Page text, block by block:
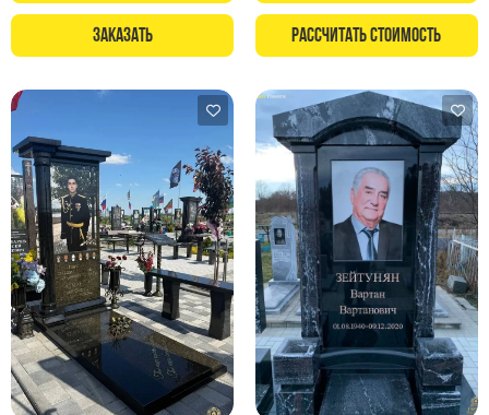
Памятники "Клипарт"
Семейные памятники ( памятники на двоих )
Зеркальные памятники
Памятники из белого мрамора Коелга
Креативные памятники
Кресты из белого мрамора
Фигурные памятники
Памятники в виде гитары
Памятники комбинированные
Памятники из цветного гранита
Памятники красные
Заказать Рассчитать стоимость